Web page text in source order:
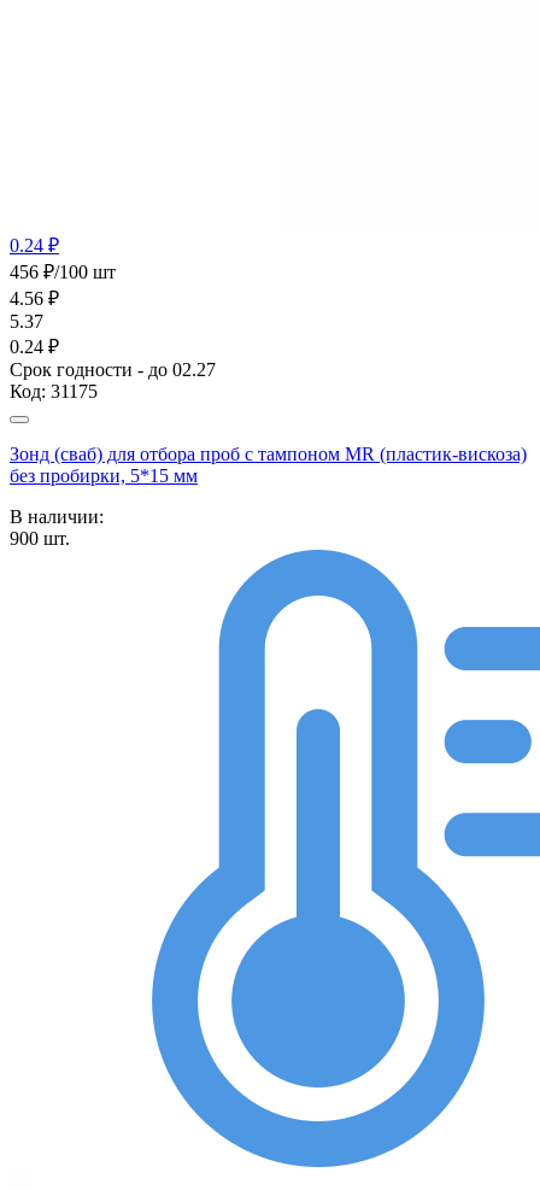
0.24 ₽
456 ₽/100 шт
4.56 ₽
5.37
0.24 ₽
Срок годности - до 02.27
Код: 31175
Зонд (сваб) для отбора проб с тампоном MR (пластик-вискоза)
без пробирки, 5*15 мм
В наличии:
900 шт.